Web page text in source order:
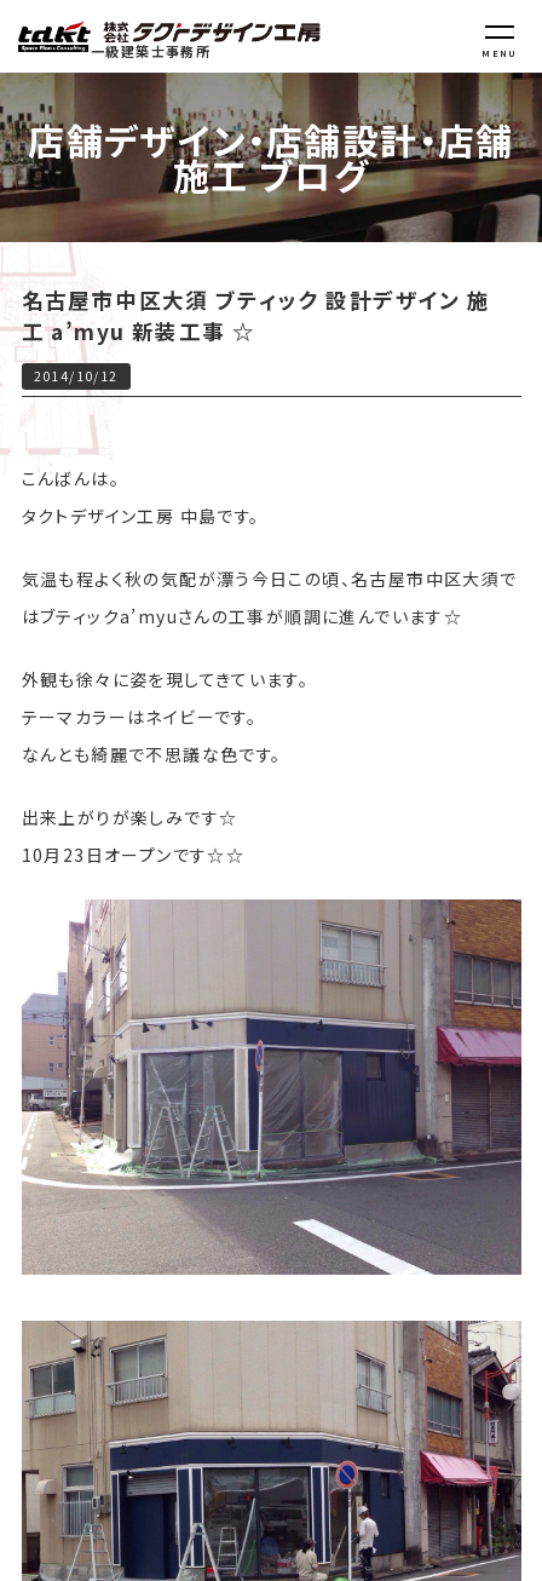
一級建築士事務所 MENU
店舗デザイン・店舗設計・店舗
施工 ブログ
名古屋市中区大須 ブティック 設計デザイン 施
工 a’myu 新装工事 ☆
2014/10/12
こんばんは。
タクトデザイン工房 中島です。
気温も程よく秋の気配が漂う今日この頃、名古屋市中区大須で
はブティックa’myuさんの工事が順調に進んでいます☆
外観も徐々に姿を現してきています。
テーマカラーはネイビーです。
なんとも綺麗で不思議な色です。
出来上がりが楽しみです☆
10月23日オープンです☆☆